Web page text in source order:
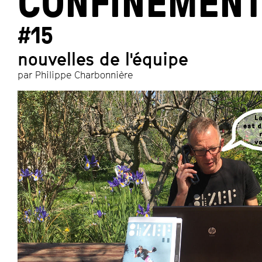
#15
nouvelles de l'équipe
par Philippe Charbonnière